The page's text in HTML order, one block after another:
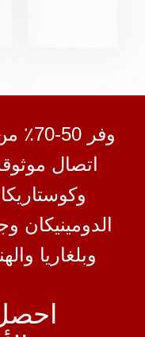
وفر
اتصال
الدومينيكان
وبلغاريا